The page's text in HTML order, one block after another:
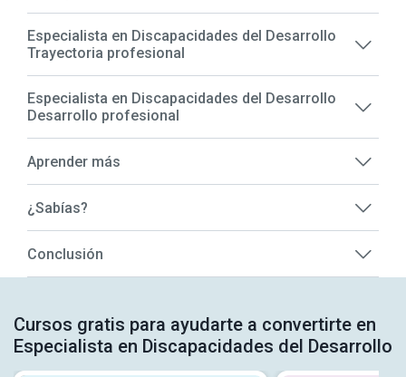
Especialista en Discapacidades del Desarrollo
Trayectoria profesional
Especialista en Discapacidades del Desarrollo
Desarrollo profesional
Aprender más
¿Sabías?
Conclusión
Cursos gratis para ayudarte a convertirte en
Especialista en Discapacidades del Desarrollo